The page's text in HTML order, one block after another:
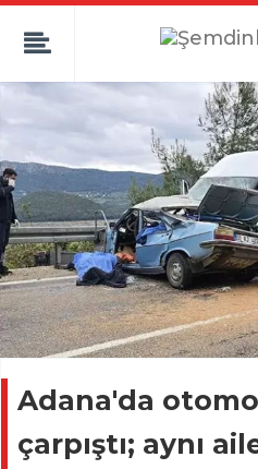
Adana'da
çarpıştı; aynı